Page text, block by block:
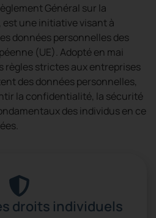
Général sur la
une initiative visant à
données personnelles des
(UE). Adopté en mai
règles strictes aux entreprises
des données personnelles,
la confidentialité, la sécurité
des individus en ce
droits individuels